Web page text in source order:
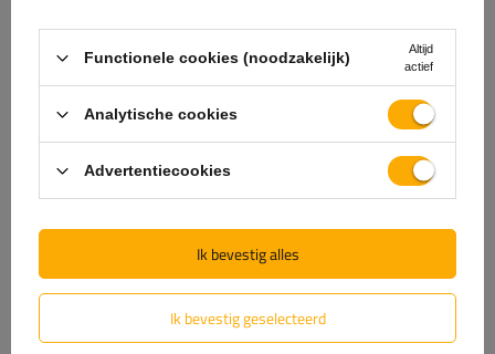
De officiële webshop van
de fabrikant
GARANTIE OP KWALITEIT EN AUTHENTICITEIT
koopt, kiest u ervoor om
rechtstreeks bij de fabrikant te kopen. U bent er
100% zeker van dat het product origineel is en dat
de transactie volledig veilig is. Wij ontwerpen en
bouwen onze aanhangwagens zelf, daarom bieden
wij u volledige technische ondersteuning en
constante toegang tot originele reserveonderdelen.
Kies voor beproefde oplossingen van de marktleider.
Functionele cookies (noodzakelijk)
Altijd
actief
Analytische cookies
Advertentiecookies
Ik bevestig geselecteerd
Ik bevestig alles